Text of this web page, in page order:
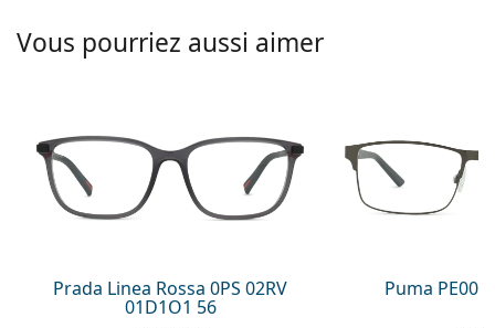
Toutes les marques
Gucci
Prada
Toutes les marques
Toutes les solutions
Vous pourriez aussi aimer
Prada Linea Rossa 0PS 02RV
01D1O1 56
Puma